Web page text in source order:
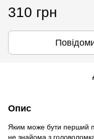
310 грн
Опис
Яким може бути перший
не знайома з